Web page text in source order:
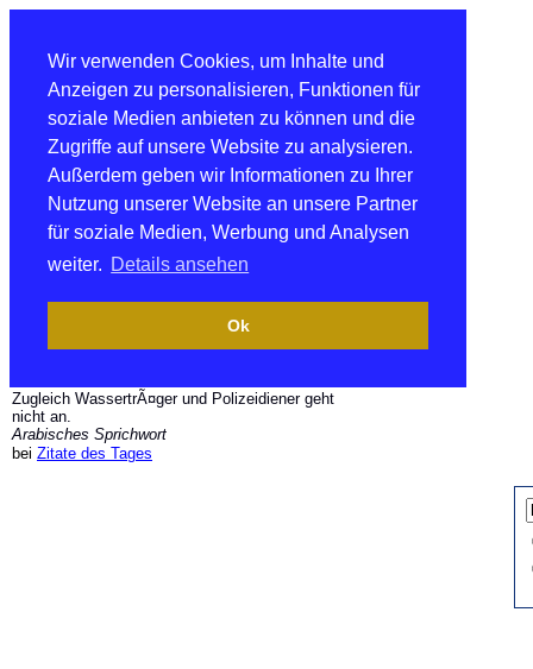
Wir verwenden Cookies, um Inhalte und
Anzeigen zu personalisieren, Funktionen für
soziale Medien anbieten zu können und die
Zugriffe auf unsere Website zu analysieren.
Außerdem geben wir Informationen zu Ihrer
Nutzung unserer Website an unsere Partner
für soziale Medien, Werbung und Analysen
weiter. Details ansehen
Ok
Zugleich WassertrÃ¤ger und Polizeidiener geht
nicht an.
Arabisches Sprichwort
bei Zitate des Tages